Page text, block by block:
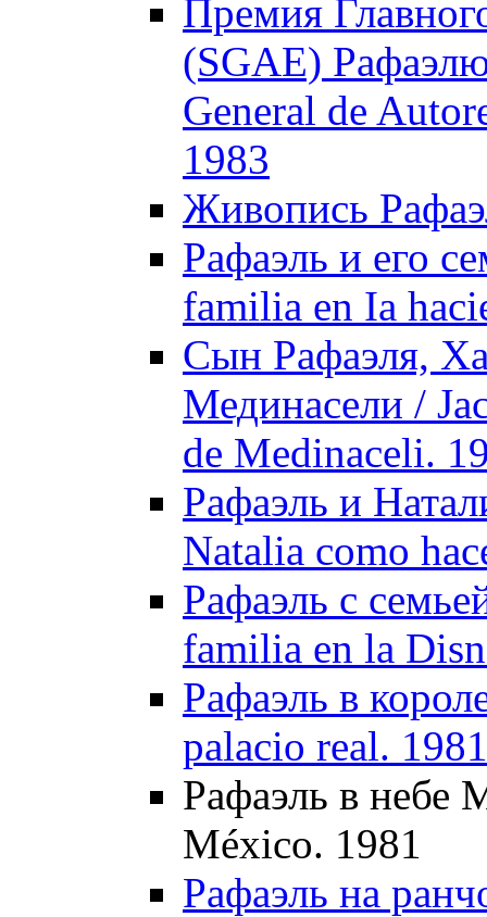
Премия
(SGAE)
General de
1983
Живопись
Рафаэль и его
familia en Ia
Сын Рафаэля,
Мединасели /
de Medinaceli.
Рафаэль и
Natalia como
Рафаэль с
familia en la
Рафаэль в
palacio real. 1981
Рафаэль в небе
México. 1981
Рафаэль на